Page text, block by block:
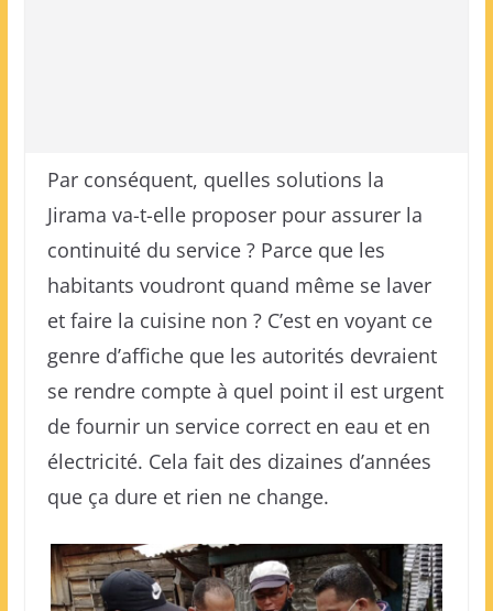
Par conséquent, quelles solutions la
Jirama va-t-elle proposer pour assurer la
continuité du service ? Parce que les
habitants voudront quand même se laver
et faire la cuisine non ? C’est en voyant ce
genre d’affiche que les autorités devraient
se rendre compte à quel point il est urgent
de fournir un service correct en eau et en
électricité. Cela fait des dizaines d’années
que ça dure et rien ne change.